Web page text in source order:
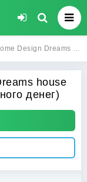
games Взлом (много денег) на Андроид бесплатно
house
денег)